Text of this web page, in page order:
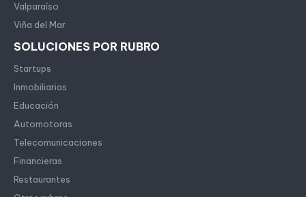
Valparaíso
Viña del Mar
SOLUCIONES POR RUBRO
Startups
Inmobiliarias
Educación
Automotoras
Telecomunicaciones
Financieras
Restaurantes